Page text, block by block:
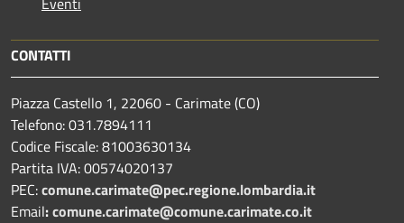
CONTATTI
Piazza Castello 1, 22060 - Carimate (CO)
Telefono: 031.7894111
Codice Fiscale: 81003630134
Partita IVA: 00574020137
PEC:comune.carimate@pec.regione.lombardia.it
Email:comune.carimate@comune.carimate.co.it